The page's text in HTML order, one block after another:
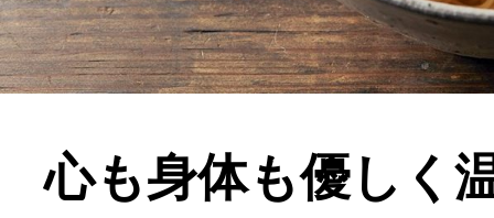
心も身体も優しく